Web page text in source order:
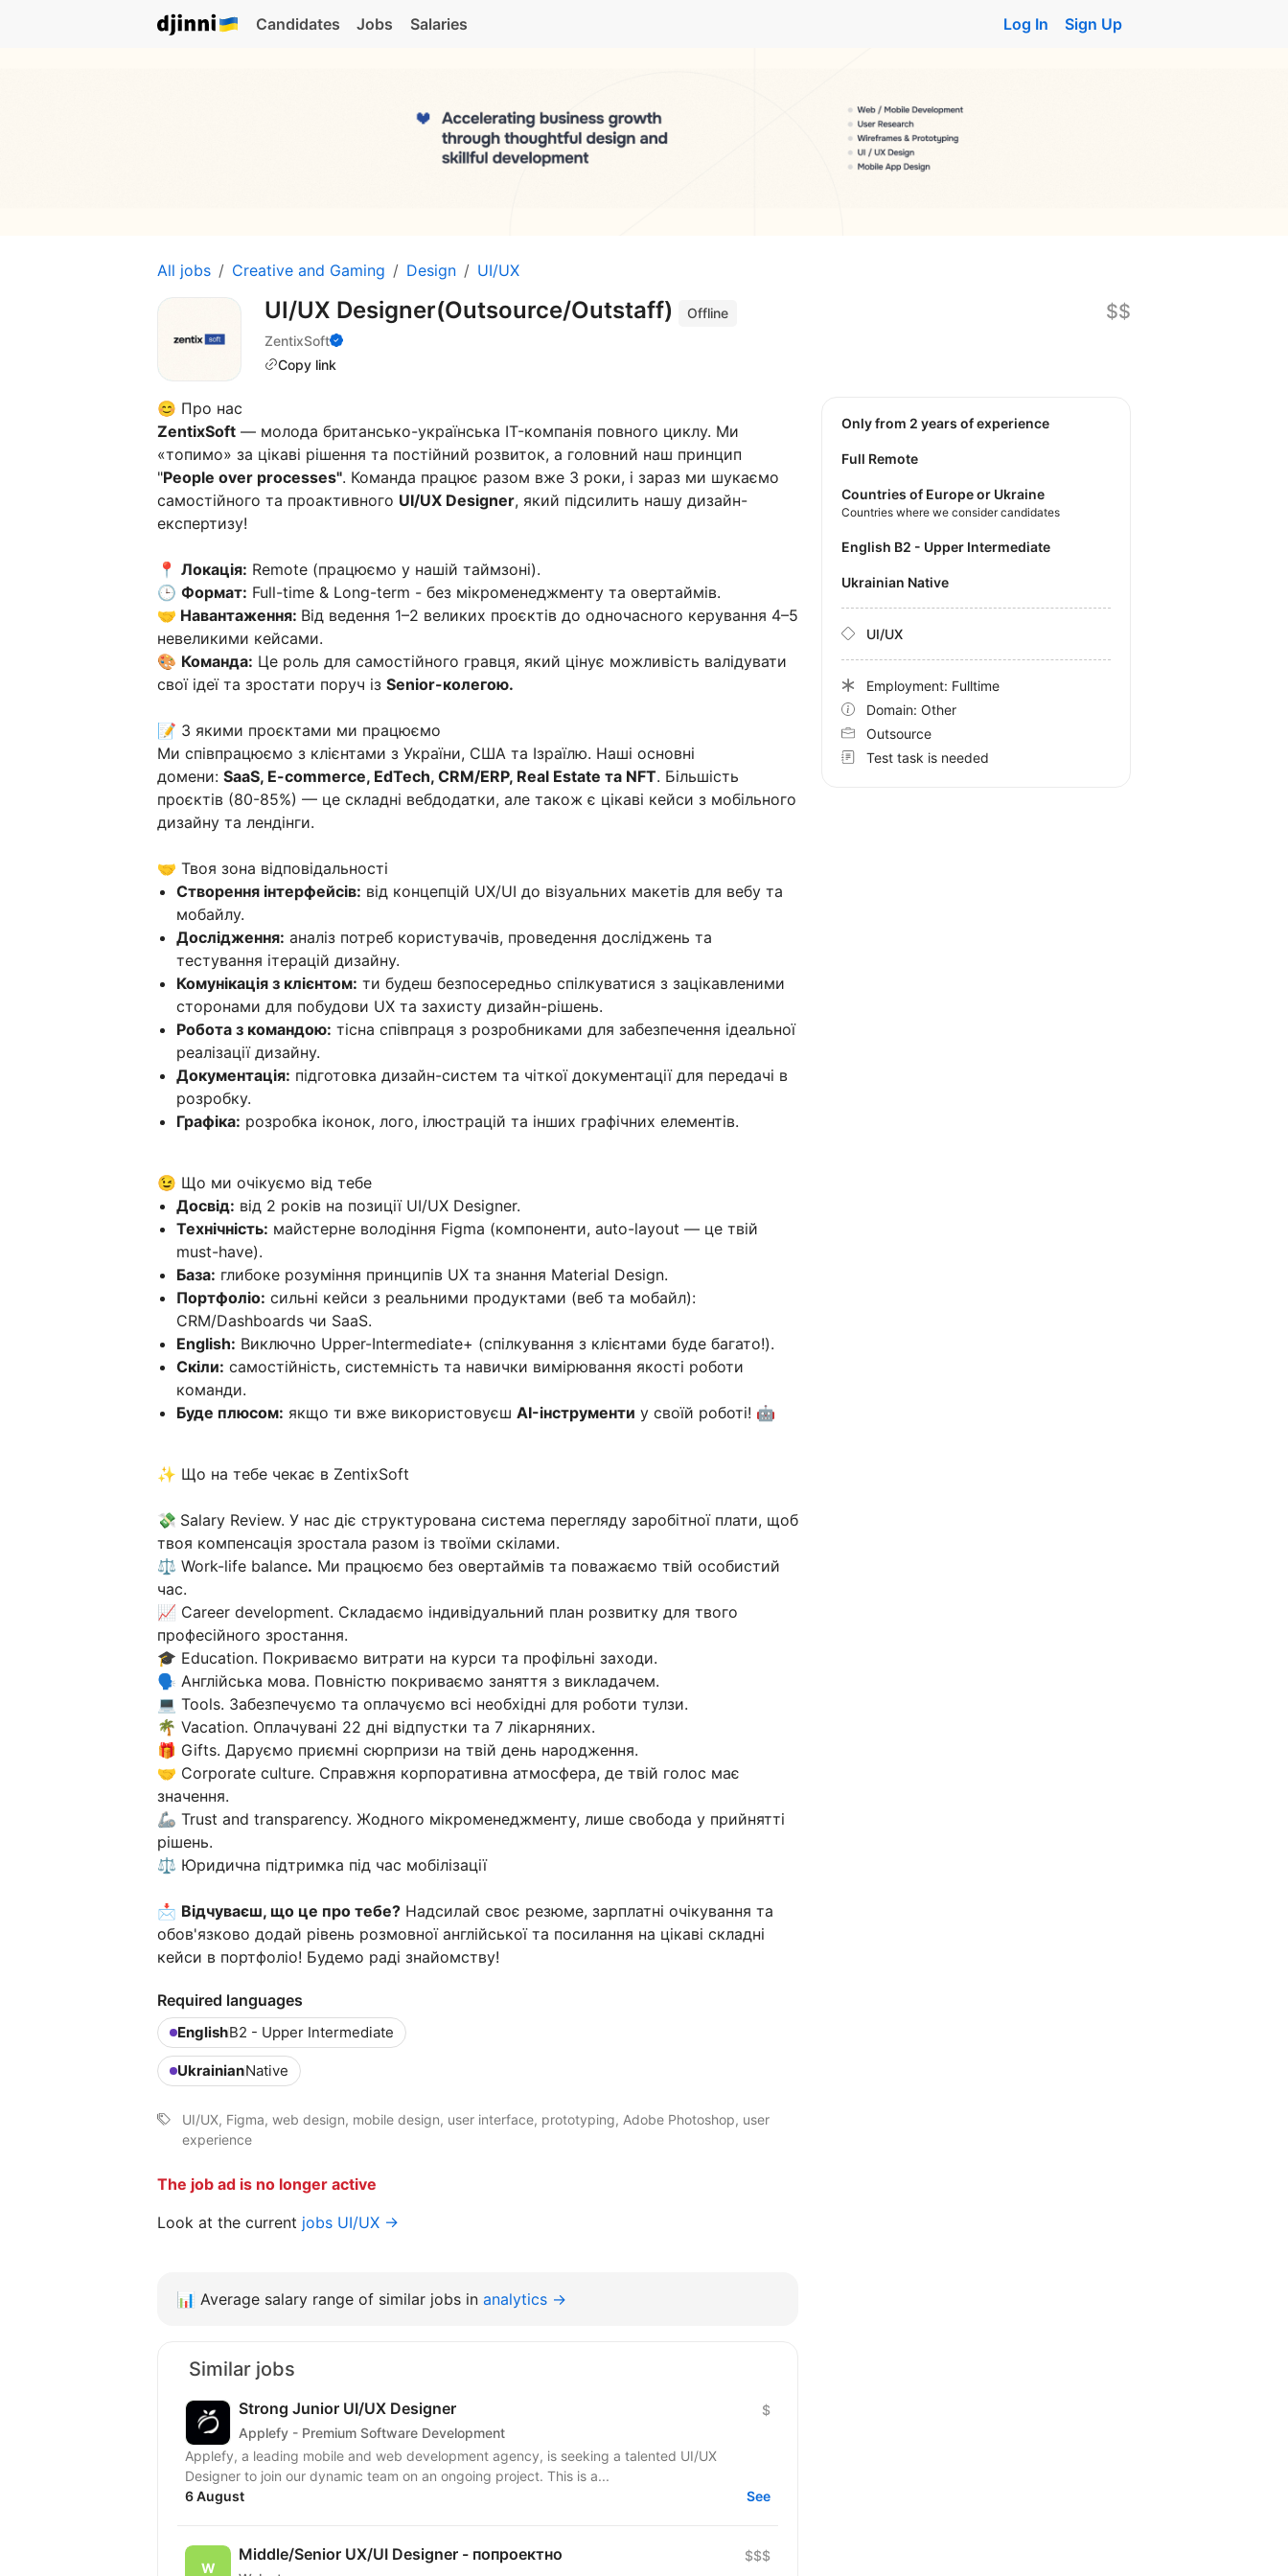
Candidates Jobs Salaries Log In Sign Up
All jobs Creative and Gaming Design UI/UX
UI/UX Designer(Outsource/Outstaff)
Offline
ZentixSoft
Copy link
$$
😊 Про нас
ZentixSoft — молода британсько-українська IT-компанія повного циклу. Ми
«топимо» за цікаві рішення та постійний розвиток, а головний наш принцип
"People over processes". Команда працює разом вже 3 роки, і зараз ми шукаємо
самостійного та проактивного UI/UX Designer, який підсилить нашу дизайн-
експертизу!
📍 Локація: Remote (працюємо у нашій таймзоні).
🕒 Формат: Full-time & Long-term - без мікроменеджменту та овертаймів.
🤝 Навантаження: Від ведення 1–2 великих проєктів до одночасного керування 4–5
невеликими кейсами.
🎨 Команда: Це роль для самостійного гравця, який цінує можливість валідувати
свої ідеї та зростати поруч із Senior-колегою.
📝 З якими проєктами ми працюємо
Ми співпрацюємо з клієнтами з України, США та Ізраїлю. Наші основні
домени: SaaS, E-commerce, EdTech, CRM/ERP, Real Estate та NFT. Більшість
проєктів (80-85%) — це складні вебдодатки, але також є цікаві кейси з мобільного
дизайну та лендінги.
🤝 Твоя зона відповідальності
Створення інтерфейсів: від концепцій UX/UI до візуальних макетів для вебу та
мобайлу.
Дослідження: аналіз потреб користувачів, проведення досліджень та
тестування ітерацій дизайну.
Комунікація з клієнтом: ти будеш безпосередньо спілкуватися з зацікавленими
сторонами для побудови UX та захисту дизайн-рішень.
Робота з командою: тісна співпраця з розробниками для забезпечення ідеальної
реалізації дизайну.
Документація: підготовка дизайн-систем та чіткої документації для передачі в
розробку.
Графіка: розробка іконок, лого, ілюстрацій та інших графічних елементів.
😉 Що ми очікуємо від тебе
Досвід: від 2 років на позиції UI/UX Designer.
Технічність: майстерне володіння Figma (компоненти, auto-layout — це твій
must-have).
База: глибоке розуміння принципів UX та знання Material Design.
Портфоліо: сильні кейси з реальними продуктами (веб та мобайл):
CRM/Dashboards чи SaaS.
English: Виключно Upper-Intermediate+ (спілкування з клієнтами буде багато!).
Скіли: самостійність, системність та навички вимірювання якості роботи
команди.
Буде плюсом: якщо ти вже використовуєш AI-інструменти у своїй роботі! 🤖
✨ Що на тебе чекає в ZentixSoft
💸 Salary Review. У нас діє структурована система перегляду заробітної плати, щоб
твоя компенсація зростала разом із твоїми скілами.
⚖️ Work-life balance. Ми працюємо без овертаймів та поважаємо твій особистий
час.
📈 Career development. Складаємо індивідуальний план розвитку для твого
професійного зростання.
🎓 Education. Покриваємо витрати на курси та профільні заходи.
🗣 Англійська мова. Повністю покриваємо заняття з викладачем.
💻 Tools. Забезпечуємо та оплачуємо всі необхідні для роботи тулзи.
🌴 Vacation. Оплачувані 22 дні відпустки та 7 лікарняних.
🎁 Gifts. Даруємо приємні сюрпризи на твій день народження.
🤝 Corporate culture. Справжня корпоративна атмосфера, де твій голос має
значення.
🦾 Trust and transparency. Жодного мікроменеджменту, лише свобода у прийнятті
рішень.
⚖️ Юридична підтримка під час мобілізації
📩 Відчуваєш, що це про тебе? Надсилай своє резюме, зарплатні очікування та
обов'язково додай рівень розмовної англійської та посилання на цікаві складні
кейси в портфоліо! Будемо раді знайомству!
Required languages
EnglishB2 - Upper Intermediate
UkrainianNative
UI/UX, Figma, web design, mobile design, user interface, prototyping, Adobe Photoshop, user
experience
The job ad is no longer active
Look at the current jobs UI/UX →
Only from 2 years of experience
Full Remote
Countries of Europe or Ukraine
Countries where we consider candidates
English B2 - Upper Intermediate
Ukrainian Native
UI/UX
Employment: Fulltime
Domain: Other
Outsource
Test task is needed
📊 Average salary range of similar jobs in analytics →
Similar jobs
Strong Junior UI/UX Designer
Applefy - Premium Software Development
$
Applefy, a leading mobile and web development agency, is seeking a talented UI/UX
Designer to join our dynamic team on an ongoing project. This is a...
6 August
See
Middle/Senior UX/UI Designer - попроектно $$$